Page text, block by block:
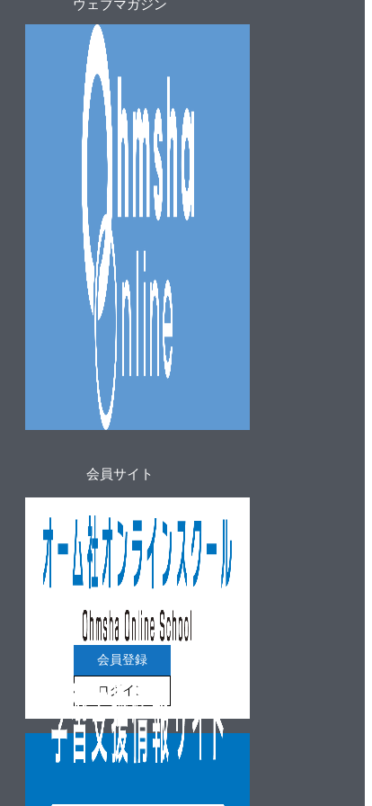
ウェブマガジン
会員サイト
会員登録
ログイン